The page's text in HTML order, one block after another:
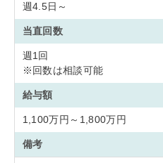
週4.5日～
当直回数
週1回
※回数は相談可能
給与額
1,100万円～1,800万円
備考